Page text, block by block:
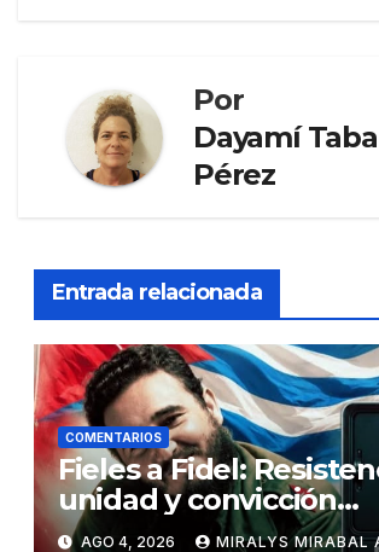
Por
Dayamí
Pérez
Entrada relacionada
COMENTARIOS
Fieles a Fidel:
unidad y convicción
revolucionaria
AGO 4, 2026 MIRALYS MIRABAL